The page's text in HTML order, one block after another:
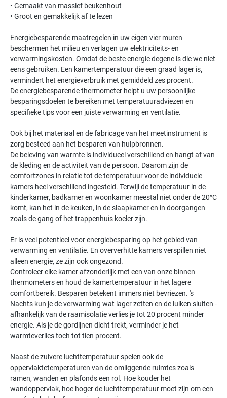
• Gemaakt van massief beukenhout
• Groot en gemakkelijk af te lezen
Energiebesparende maatregelen in uw eigen vier muren
beschermen het milieu en verlagen uw elektriciteits- en
verwarmingskosten. Omdat de beste energie degene is die we niet
eens gebruiken. Een kamertemperatuur die een graad lager is,
vermindert het energieverbruik met gemiddeld zes procent.
De energiebesparende thermometer helpt u uw persoonlijke
besparingsdoelen te bereiken met temperatuuradviezen en
specifieke tips voor een juiste verwarming en ventilatie.
Ook bij het materiaal en de fabricage van het meetinstrument is
zorg besteed aan het besparen van hulpbronnen.
De beleving van warmte is individueel verschillend en hangt af van
de kleding en de activiteit van de persoon. Daarom zijn de
comfortzones in relatie tot de temperatuur voor de individuele
kamers heel verschillend ingesteld. Terwijl de temperatuur in de
kinderkamer, badkamer en woonkamer meestal niet onder de 20°C
komt, kan het in de keuken, in de slaapkamer en in doorgangen
zoals de gang of het trappenhuis koeler zijn.
Er is veel potentieel voor energiebesparing op het gebied van
verwarming en ventilatie. En oververhitte kamers verspillen niet
alleen energie, ze zijn ook ongezond.
Controleer elke kamer afzonderlijk met een van onze binnen
thermometers en houd de kamertemperatuur in het lagere
comfortbereik. Besparen betekent immers niet bevriezen. 's
Nachts kun je de verwarming wat lager zetten en de luiken sluiten -
afhankelijk van de raamisolatie verlies je tot 20 procent minder
energie. Als je de gordijnen dicht trekt, verminder je het
warmteverlies toch tot tien procent.
Naast de zuivere luchttemperatuur spelen ook de
oppervlaktetemperaturen van de omliggende ruimtes zoals
ramen, wanden en plafonds een rol. Hoe kouder het
wandoppervlak, hoe hoger de luchttemperatuur moet zijn om een